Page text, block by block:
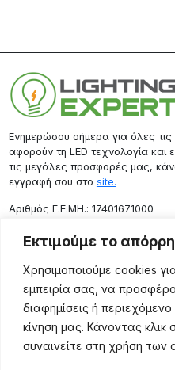
Εκτιμούμε το
Χρησιμοποιούμε cookies
εμπειρία σας, να
διαφημίσεις ή
κίνηση μας. Κάνοντας
συναινείτε στη χρήση των
Ενημερώσου σήμερα για όλες τις
αφορούν τη LED τεχνολογία
τις μεγάλες προσφορές μας,
εγγραφή σου στο site.
Aριθμός Γ.Ε.ΜΗ.: 17401671000
Επικοινωνία
Ρόδου 133, Αθήνα 10443
(+30) 211 725 5427
sales@lightingexpert.gr